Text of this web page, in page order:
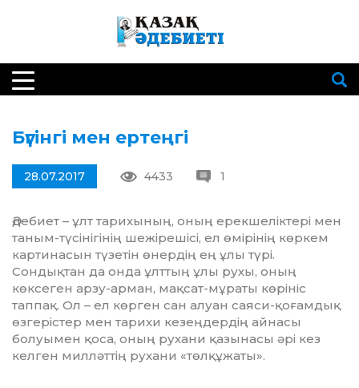
Бүгінгі мен ертеңгі
28.07.2017 4433 1
Әдебиет – ұлт тарихының, оның ерекшеліктері мен
таным-түсінігінің шежірешісі, ел өмірінің көркем
картинасын түзетін өнердің ең ұлы түрі.
Сондықтан да онда ұлттың ұлы рухы, оның
көксеген арзу-арман, мақсат-мұраты көрініс
таппақ. Ол – ел көрген сан алуан саяси-қоғамдық
өзгерістер мен тарихи кезеңдердің айнасы
болуымен қоса, оның рухани қазынасы әрі кез
келген милләттің рухани «төлқұжаты».